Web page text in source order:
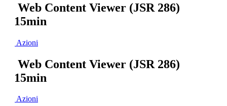
Web Content Viewer (JSR 286)
15min
Azioni
Web Content Viewer (JSR 286)
15min
Azioni